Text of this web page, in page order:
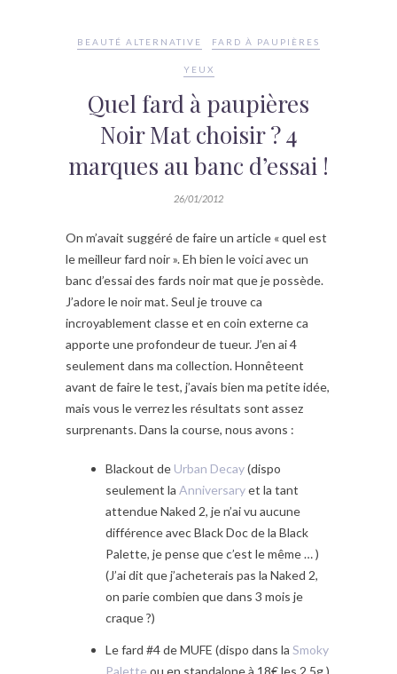
BEAUTÉ ALTERNATIVE FARD À PAUPIÈRES
YEUX
Quel fard à paupières
Noir Mat choisir ? 4
marques au banc d’essai !
26/01/2012
On m’avait suggéré de faire un article « quel est
le meilleur fard noir ». Eh bien le voici avec un
banc d’essai des fards noir mat que je possède.
J’adore le noir mat. Seul je trouve ca
incroyablement classe et en coin externe ca
apporte une profondeur de tueur. J’en ai 4
seulement dans ma collection. Honnêteent
avant de faire le test, j’avais bien ma petite idée,
mais vous le verrez les résultats sont assez
surprenants. Dans la course, nous avons :
Blackout de Urban Decay(dispo
seulement la Anniversaryet la tant
attendue Naked 2, je n’ai vu aucune
différence avec Black Doc de la Black
Palette, je pense que c’est le même … )
(J’ai dit que j’acheterais pas la Naked 2,
on parie combien que dans 3 mois je
craque ?)
Le fard #4 de MUFE (dispo dans la Smoky